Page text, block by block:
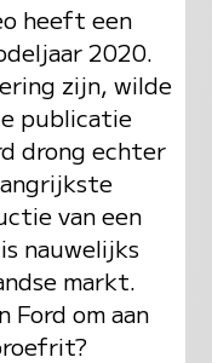
heeft een
2020.
zijn, wilde
publicatie
drong echter
van een
nauwelijks
markt.
Ford om aan